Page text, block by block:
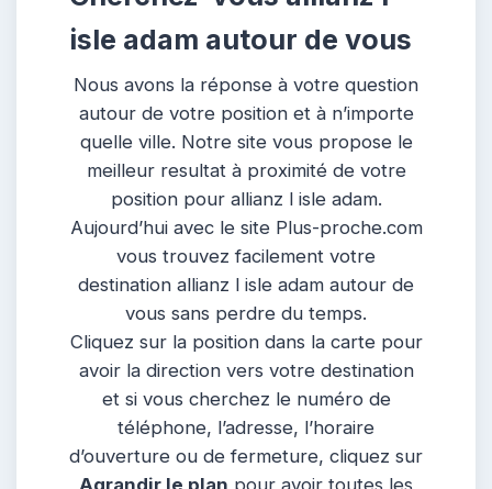
isle adam autour de vous
Nous avons la réponse à votre question
autour de votre position et à n’importe
quelle ville. Notre site vous propose le
meilleur resultat à proximité de votre
position pour allianz l isle adam.
Aujourd’hui avec le site Plus-proche.com
vous trouvez facilement votre
destination allianz l isle adam autour de
vous sans perdre du temps.
Cliquez sur la position dans la carte pour
avoir la direction vers votre destination
et si vous cherchez le numéro de
téléphone, l’adresse, l’horaire
d’ouverture ou de fermeture, cliquez sur
Agrandir le plan pour avoir toutes les